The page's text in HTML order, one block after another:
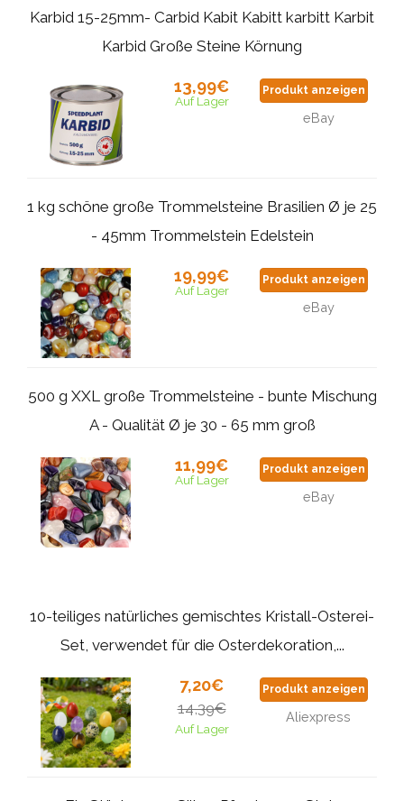
Karbid 15-25mm- Carbid Kabit Kabitt karbitt Karbit
Karbid Große Steine Körnung
13,99€
Auf Lager
Produkt anzeigen
eBay
1 kg schöne große Trommelsteine Brasilien Ø je 25
- 45mm Trommelstein Edelstein
19,99€
Auf Lager
Produkt anzeigen
eBay
500 g XXL große Trommelsteine - bunte Mischung
A - Qualität Ø je 30 - 65 mm groß
11,99€
Auf Lager
Produkt anzeigen
eBay
10-teiliges natürliches gemischtes Kristall-Osterei-
Set, verwendet für die Osterdekoration,...
7,20€
14,39€
Auf Lager
Produkt anzeigen
Aliexpress